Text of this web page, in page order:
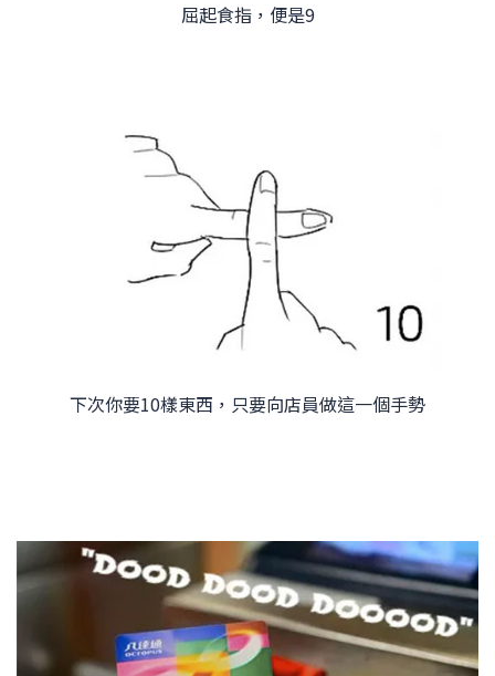
屈起食指，便是9
下次你要10樣東西，只要向店員做這一個手勢